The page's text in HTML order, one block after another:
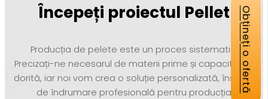
Începeți proiectul Pellet
Producția de pelete este un proces sistematic.
Precizați-ne necesarul de materii prime și capacitatea
dorită, iar noi vom crea o soluție personalizată, însoțită
de îndrumare profesională pentru producția
Obțineți o ofertă